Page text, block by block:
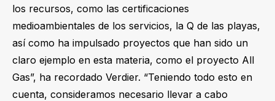
los recursos, como las certificaciones
medioambientales de los servicios, la Q de las playas,
así como ha impulsado proyectos que han sido un
claro ejemplo en esta materia, como el proyecto All
Gas”, ha recordado Verdier. “Teniendo todo esto en
cuenta, consideramos necesario llevar a cabo